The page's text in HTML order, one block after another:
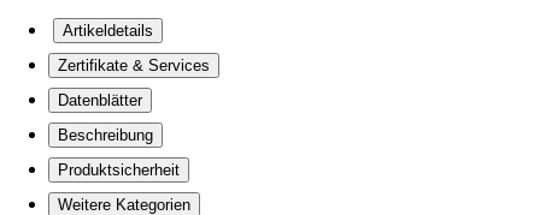
Artikeldetails
Zertifikate & Services
Datenblätter
Beschreibung
Produktsicherheit
Weitere Kategorien